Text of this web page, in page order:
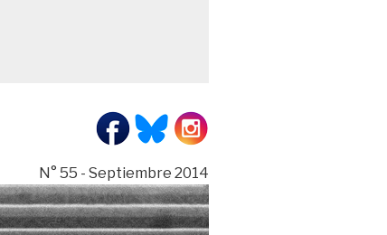
N° 55 - Septiembre 2014